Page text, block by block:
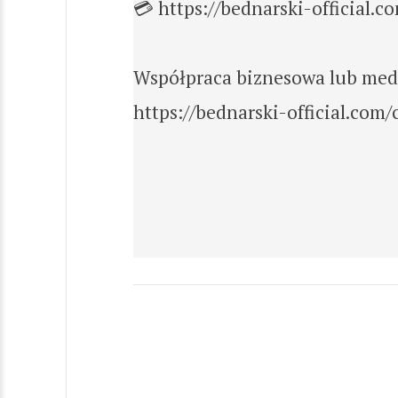
💳 https://bednarski-
Współpraca biznesowa lub
https://bednarski-